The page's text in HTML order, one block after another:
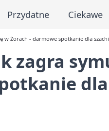
Przydatne Ciekawe
w Żorach - darmowe spotkanie dla
zagra